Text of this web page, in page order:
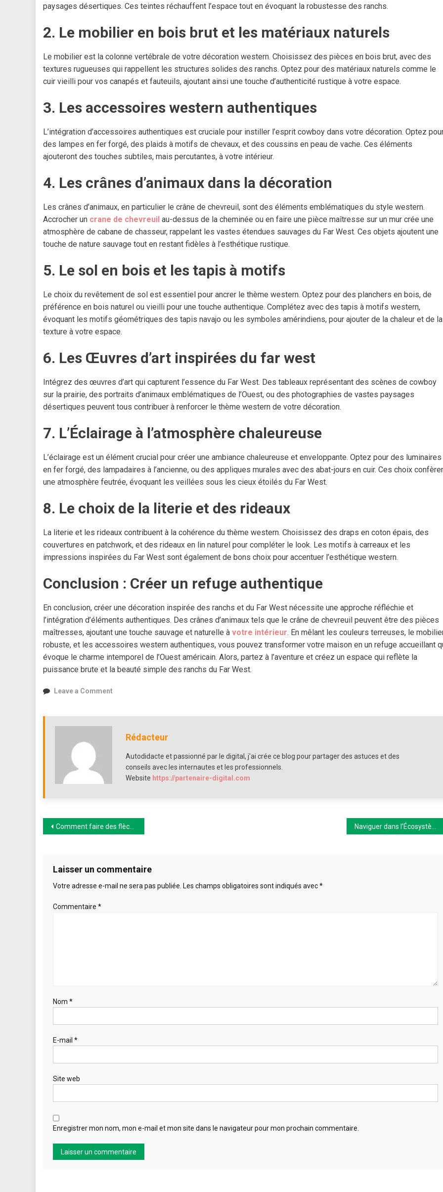
paysages désertiques. Ces teintes réchauffent l’espace tout en évoquant la robustesse des ranchs.
2. Le mobilier en bois brut et les matériaux naturels
Le mobilier est la colonne vertébrale de votre décoration western. Choisissez des pièces en bois brut, avec des
textures rugueuses qui rappellent les structures solides des ranchs. Optez pour des matériaux naturels comme le
cuir vieilli pour vos canapés et fauteuils, ajoutant ainsi une touche d’authenticité rustique à votre espace.
3. Les accessoires western authentiques
L’intégration d’accessoires authentiques est cruciale pour instiller l’esprit cowboy dans votre décoration. Optez
des lampes en fer forgé, des plaids à motifs de chevaux, et des coussins en peau de vache. Ces éléments
ajouteront des touches subtiles, mais percutantes, à votre intérieur.
4. Les crânes d’animaux dans la décoration
Les crânes d’animaux, en particulier le crâne de chevreuil, sont des éléments emblématiques du style western.
Accrocher un crane de chevreuil au-dessus de la cheminée ou en faire une pièce maîtresse sur un mur crée une
atmosphère de cabane de chasseur, rappelant les vastes étendues sauvages du Far West. Ces objets ajoutent une
touche de nature sauvage tout en restant fidèles à l’esthétique rustique.
5. Le sol en bois et les tapis à motifs
Le choix du revêtement de sol est essentiel pour ancrer le thème western. Optez pour des planchers en bois, de
préférence en bois naturel ou vieilli pour une touche authentique. Complétez avec des tapis à motifs western,
évoquant les motifs géométriques des tapis navajo ou les symboles amérindiens, pour ajouter de la chaleur et de la
texture à votre espace.
6. Les Œuvres d’art inspirées du far west
Intégrez des œuvres d’art qui capturent l’essence du Far West. Des tableaux représentant des scènes de cowboy
sur la prairie, des portraits d’animaux emblématiques de l’Ouest, ou des photographies de vastes paysages
désertiques peuvent tous contribuer à renforcer le thème western de votre décoration.
7. L’Éclairage à l’atmosphère chaleureuse
L’éclairage est un élément crucial pour créer une ambiance chaleureuse et enveloppante. Optez pour des luminaires
en fer forgé, des lampadaires à l’ancienne, ou des appliques murales avec des abat-jours en cuir. Ces choix
une atmosphère feutrée, évoquant les veillées sous les cieux étoilés du Far West.
8. Le choix de la literie et des rideaux
La literie et les rideaux contribuent à la cohérence du thème western. Choisissez des draps en coton épais, des
couvertures en patchwork, et des rideaux en lin naturel pour compléter le look. Les motifs à carreaux et les
impressions inspirées du Far West sont également de bons choix pour accentuer l’esthétique western.
Conclusion : Créer un refuge authentique
En conclusion, créer une décoration inspirée des ranchs et du Far West nécessite une approche réfléchie et
l’intégration d’éléments authentiques. Des crânes d’animaux tels que le crâne de chevreuil peuvent être des pièces
maîtresses, ajoutant une touche sauvage et naturelle à votre intérieur. En mêlant les couleurs terreuses, le
robuste, et les accessoires western authentiques, vous pouvez transformer votre maison en un refuge accueillant
évoque le charme intemporel de l’Ouest américain. Alors, partez à l’aventure et créez un espace qui reflète la
puissance brute et la beauté simple des ranchs du Far West.
Leave a Commenton
comme
ranch
Rédacteur
Autodidacte et passionné par le digital, j'ai crée ce blog pour partager des astuces et des
conseils avec les internautes et les professionnels.
Website https://partenaire-digital.com
Navigation
l’article
Comment faire des flèches (↑ ↓ → ←) avec des raccourcis clavier Naviguer dans l’Écosystème des Startups : Élaborer un Business Plan Stratégique
Laisser un commentaire
Votre adresse e-mail ne sera pas publiée. Les champs obligatoires sont indiqués avec*
Commentaire *
Nom *
E-mail *
Site web
Enregistrer mon nom, mon e-mail et mon site dans le navigateur pour mon prochain commentaire.